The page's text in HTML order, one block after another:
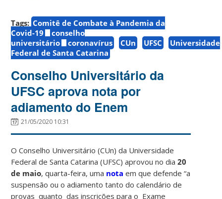
Tags: Comitê de Combate à Pandemia da
Covid-19
conselho
universitário
coronavírus CUn UFSC
Universidade
Federal de Santa Catarina
Conselho Universitário da
UFSC aprova nota por
adiamento do Enem
21/05/2020 10:31
O Conselho Universitário (CUn) da Universidade
Federal de Santa Catarina (UFSC) aprovou no dia20
de maio, quarta-feira, uma nota em que defende “a
suspensão ou o adiamento tanto do calendário de
provas quanto das inscrições para o Exame